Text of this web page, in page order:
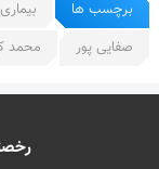
برچسب ها بیماری
صفایی پور
محمد